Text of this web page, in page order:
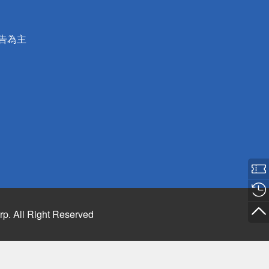
為主
All Right Reserved